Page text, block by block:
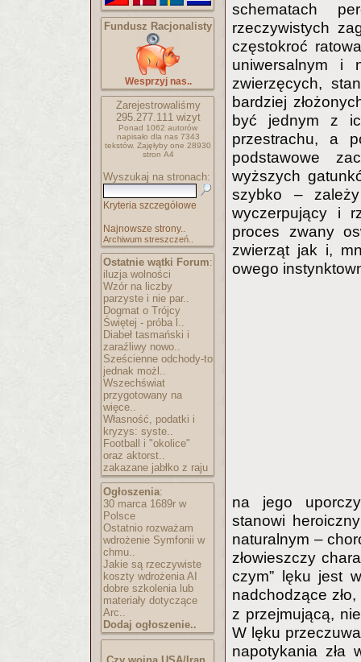
Fundusz Racjonalisty
Wesprzyj nas..
Zarejestrowaliśmy
295.277.111wizyt
Ponad 1062 autorów
napisało dla nas 7343
tekstów. Zajęłyby one 28930
stron A4
Wyszukaj na stronach:
Kryteria szczegółowe
Najnowsze strony..
Archiwum streszczeń..
Ostatnie wątki Forum:
iluzja wolności
Wzór na liczby
parzyste i nie par..
Dogmat o Trójcy
Świętej - próba l..
Diabeł tasmański i
zaraźliwy nowo..
Sześcienne odchody-to
jednak możl..
Wszechświat
przygotowany na
więce..
Własność, podatki i
kryzys: syste..
Football i "okolice"
oraz aktorst..
zakazane jabłko z raju
Ogłoszenia:
30 marca 1689r w
Polsce
Ostatnio rozważam
wdrożenie Symfonii w
chmu..
Jakie są rzeczywiste
koszty wdrożenia AI
dobre szkolenia lub
materiały dotyczące
Arc..
Dodaj ogłoszenie..
schematach
rzeczywistych
częstokroć
uniwersalnym i
zwierzęcych,
bardziej
być jednym z
przestrachu, a
podstawowe
wyższych
szybko –
wyczerpujący i
proces zwany
zwierząt jak i,
owego
na jego
stanowi
naturalnym –
złowieszczy
czym” lęku jest
nadchodzące zło,
z przejmującą,
W lęku
napotykania zła